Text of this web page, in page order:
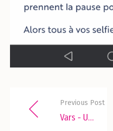
Previous Post
Vars - UX/UI